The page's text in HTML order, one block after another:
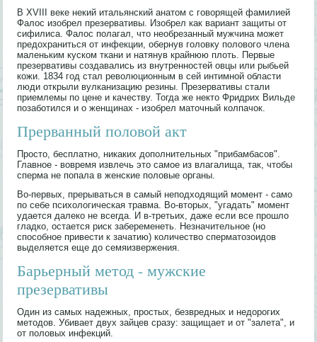
В XVIII веке некий итальянский анатом с говорящей фамилией
Фалос изобрел презервативы. Изобрел как вариант защиты от
сифилиса. Фалос полагал, что необрезанный мужчина может
предохраниться от инфекции, обернув головку полового члена
маленьким куском ткани и натянув крайнюю плоть. Первые
презервативы создавались из внутренностей овцы или рыбьей
кожи. 1834 год стал революционным в сей интимной области
люди открыли вулканизацию резины. Презервативы стали
приемлемы по цене и качеству. Тогда же некто Фридрих Вильде
позаботился и о женщинах - изобрел маточный колпачок.
Прерванный половой акт
Просто, бесплатно, никаких дополнительных "прибамбасов".
Главное - вовремя извлечь это самое из влагалища, так, чтобы
сперма не попала в женские половые органы.
Во-первых, прерываться в самый неподходящий момент - само
по себе психологическая травма. Во-вторых, "угадать" момент
удается далеко не всегда. И в-третьих, даже если все прошло
гладко, остается риск забеременеть. Незначительное (но
способное привести к зачатию) количество сперматозоидов
выделяется еще до семяизвержения.
Барьерный метод - мужские
презервативы
Один из самых надежных, простых, безвредных и недорогих
методов. Убивает двух зайцев сразу: защищает и от "залета", и
от половых инфекций.